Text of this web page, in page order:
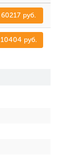
60217 руб.
10404 руб.